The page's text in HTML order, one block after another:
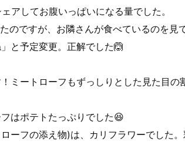
アしてお腹いっぱいになる量でした。
のですが、お隣さんが食べているのを見
と予定変更。正解でした🙆
ミートローフもずっしりとした見た目の
はポテトたっぷりでした😆
ーフの添え物)は、カリフラワーでした